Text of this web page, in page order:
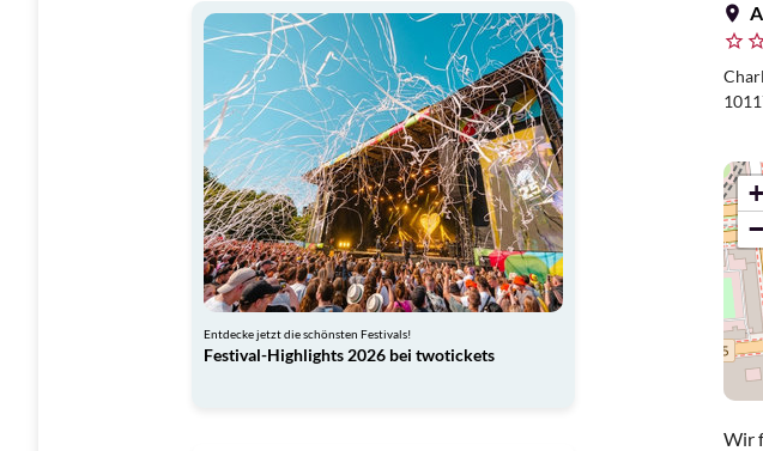
Entdecke jetzt die schönsten Festivals!
Festival-Highlights 2026 bei twotickets
+
−
Wir